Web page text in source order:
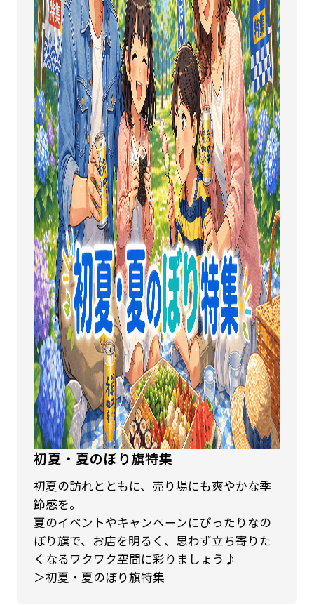
初夏・夏のぼり旗特集
初夏の訪れとともに、売り場にも爽やかな季
節感を。
夏のイベントやキャンペーンにぴったりなの
ぼり旗で、お店を明るく、思わず立ち寄りた
くなるワクワク空間に彩りましょう♪
＞初夏・夏のぼり旗特集